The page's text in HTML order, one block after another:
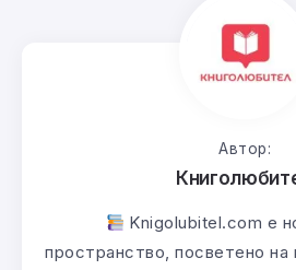
Автор:
Knigolubitel.com е
пространство, посветено на